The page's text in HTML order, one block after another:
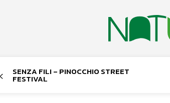
SENZA FILI – PINOCCHIO STREET
FESTIVAL